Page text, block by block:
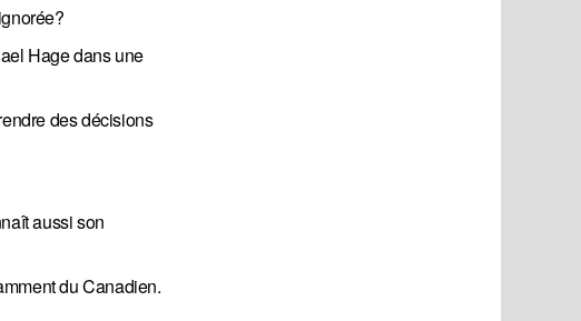
Hage dans une
des décisions
aussi son
du Canadien.